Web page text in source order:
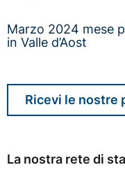
Marzo 2024 mese
in Valle d’Aost
Ricevi le nostre
La nostra rete di